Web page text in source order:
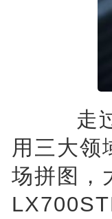
走过
用三大领
场拼图，